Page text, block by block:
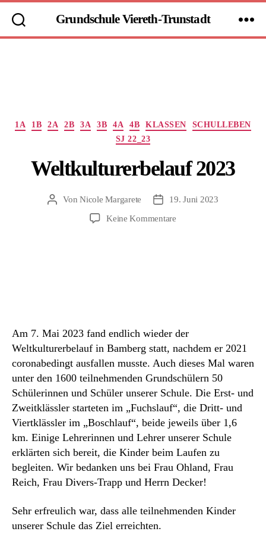
Grundschule Viereth-Trunstadt
Kategorien
1A 1B 2A 2B 3A 3B 4A 4B KLASSEN
SCHULLEBEN
SJ 22_23
Weltkulturerbelauf 2023
Beitragsautor
VonNicole Margarete Beitragsdatum
19. Juni 2023
Keine Kommentarezu
Am 7. Mai 2023 fand endlich wieder der
Weltkulturerbelauf in Bamberg statt, nachdem er 2021
coronabedingt ausfallen musste. Auch dieses Mal waren
unter den 1600 teilnehmenden Grundschülern 50
Schülerinnen und Schüler unserer Schule. Die Erst- und
Zweitklässler starteten im „Fuchslauf“, die Dritt- und
Viertklässler im „Boschlauf“, beide jeweils über 1,6
km. Einige Lehrerinnen und Lehrer unserer Schule
erklärten sich bereit, die Kinder beim Laufen zu
begleiten. Wir bedanken uns bei Frau Ohland, Frau
Reich, Frau Divers-Trapp und Herrn Decker!
Sehr erfreulich war, dass alle teilnehmenden Kinder
unserer Schule das Ziel erreichten.